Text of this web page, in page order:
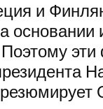
и
основании